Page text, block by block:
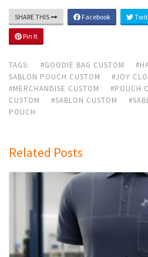
SHARE THIS Facebook
Pin It
TAGS: #GOODIE BAG CUSTOM
SABLON POUCH CUSTOM
#JOY
#MERCHANDISE CUSTOM
#POUCH
CUSTOM
#SABLON CUSTOM
POUCH
Related Posts